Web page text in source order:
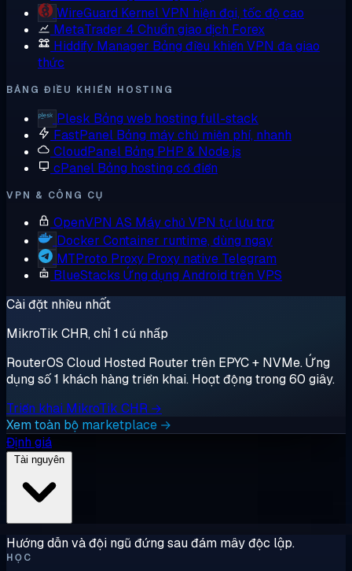
WireGuard Kernel VPN hiện đại, tốc độ cao
MetaTrader 4 Chuẩn giao dịch Forex
Hiddify Manager Bảng điều khiển VPN đa giao
thức
BẢNG ĐIỀU KHIỂN HOSTING
Plesk Bảng web hosting full-stack
FastPanel Bảng máy chủ miễn phí, nhanh
CloudPanel Bảng PHP & Node.js
cPanel Bảng hosting cổ điển
VPN & CÔNG CỤ
OpenVPN AS Máy chủ VPN tự lưu trữ
Docker Container runtime, dùng ngay
MTProto Proxy Proxy native Telegram
BlueStacks Ứng dụng Android trên VPS
Cài đặt nhiều nhất
MikroTik CHR, chỉ 1 cú nhấp
RouterOS Cloud Hosted Router trên EPYC + NVMe. Ứng
dụng số 1 khách hàng triển khai. Hoạt động trong 60 giây.
Triển khai MikroTik CHR →
Xem toàn bộ marketplace →
Định giá
Hướng dẫn và đội ngũ đứng sau đám mây độc lập.
HỌC